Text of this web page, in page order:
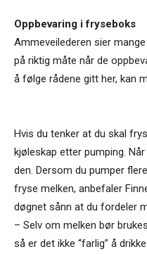
Oppbevaring i fryseboks
Ammeveilederen sier
på riktig måte når de
å følge rådene gitt her, kan
Hvis du tenker at du skal
kjøleskap etter pumping.
den. Dersom du pumper
fryse melken, anbefaler
døgnet sånn at du fordeler
– Selv om melken bør
så er det ikke “farlig” å